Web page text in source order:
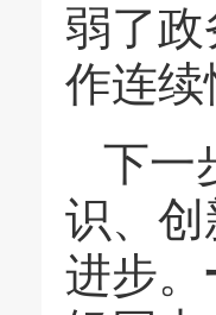
弱了
作连续
下一
识、
进步。